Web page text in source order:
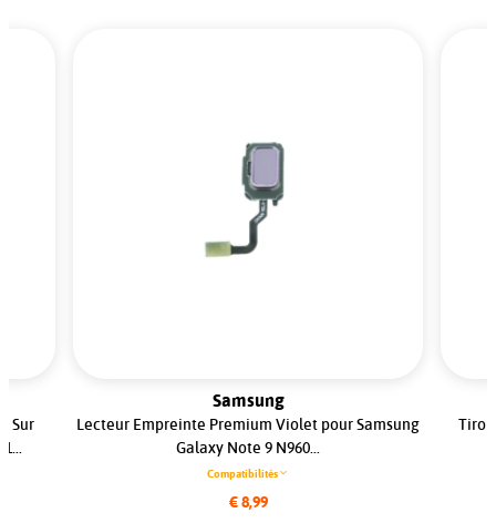
Sur
Samsung
Lecteur Empreinte Premium Violet pour Samsung
Galaxy Note 9 N960...
Compatibilités
€ 8,99
Tiroir